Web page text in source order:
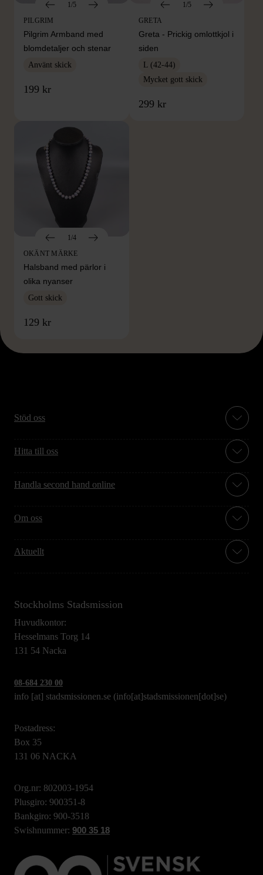
1/5
PILGRIM
Pilgrim Armband med
blomdetaljer och stenar
Använt skick
199 kr
1/5
GRETA
Greta - Prickig omlottkjol i
siden
L (42-44)
Mycket gott skick
299 kr
1/4
OKÄNT MÄRKE
Halsband med pärlor i
olika nyanser
Gott skick
129 kr
Stöd oss
Hitta till oss
Handla second hand online
Om oss
Aktuellt
Stockholms Stadsmission
Huvudkontor:
Hesselmans Torg 14
131 54 Nacka
08-684 230 00
info [at] stadsmissionen.se (info[at]stadsmissionen[dot]se)
Postadress:
Box 35
131 06 NACKA
Org.nr: 802003-1954
Plusgiro: 900351-8
Bankgiro: 900-3518
Swishnummer: 900 35 18